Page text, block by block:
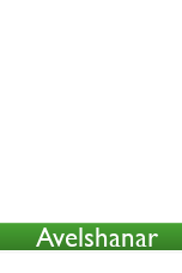
Avelshanar